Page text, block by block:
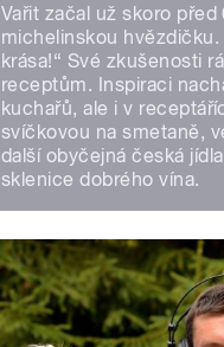
Vařit začal už skoro
michelinskou
krása!“ Své zkušenosti
receptům. Inspiraci
kuchařů, ale i v
svíčkovou na smetaně,
další obyčejná česká
sklenice dobrého vína.